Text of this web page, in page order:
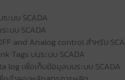
ะบบ SCADA
ะบบ SCADA
and Analog control สำหรับ
Tags บนระบบ SCADA
log เพื่อเก็บข้อมูลบนระบบ SCADA